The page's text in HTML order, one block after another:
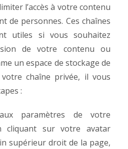
l’accès à votre contenu
de personnes. Ces chaînes
utiles si vous souhaitez
de votre contenu ou
un espace de stockage de
chaîne privée, il vous
:
paramètres de votre
cliquant sur votre avatar
supérieur droit de la page,